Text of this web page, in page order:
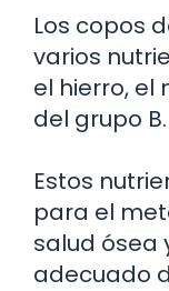
Los copos
varios
el hierro, el
del grupo B.
Estos
para el
salud ósea
adecuado